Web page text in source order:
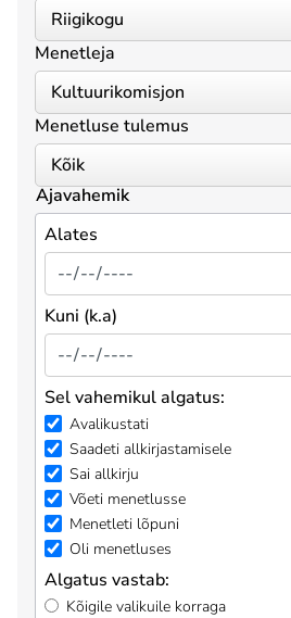
Menetleja
Menetluse tulemus
Ajavahemik
Alates
Kuni (k.a)
Sel vahemikul algatus:
Avalikustati
Saadeti allkirjastamisele
Sai allkirju
Võeti menetlusse
Menetleti lõpuni
Oli menetluses
Algatus vastab:
Kõigile valikuile korraga